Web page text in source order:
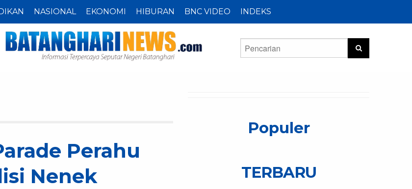
NASIONAL EKONOMI HIBURAN BNC VIDEO INDEKS
Perahu
Nenek
Populer
TERBARU